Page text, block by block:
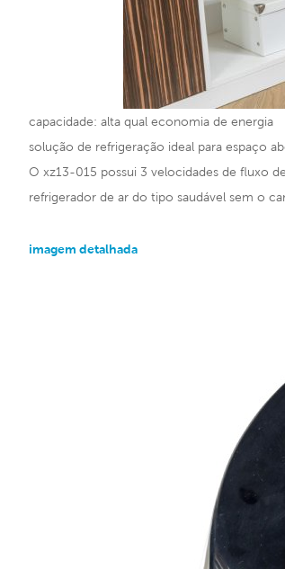
capacidade: alta qual economia de energia
solução de refrigeração ideal para espaço
O xz13-015 possui 3 velocidades de fluxo
refrigerador de ar do tipo saudável sem o
imagem detalhada